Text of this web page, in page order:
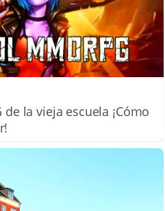
la vieja escuela ¡Cómo